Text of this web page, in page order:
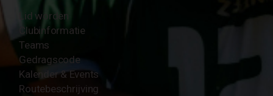
Lid worden
Clubinformatie
Teams
Gedragscode
Kalender & Events
Routebeschrijving